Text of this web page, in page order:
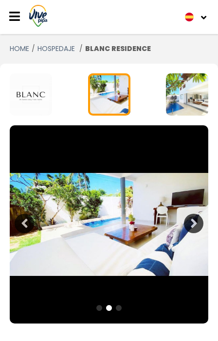
HOME HOSPEDAJE BLANC RESIDENCE